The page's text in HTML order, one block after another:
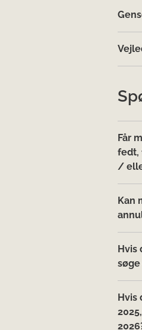
Får
fedt,
/
Kan
Hvis
Hvis